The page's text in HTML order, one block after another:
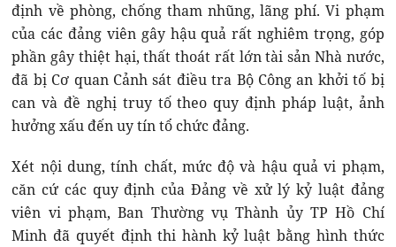
định về phòng, chống tham nhũng, lãng phí. Vi phạm
của các đảng viên gây hậu quả rất nghiêm trọng, góp
phần gây thiệt hại, thất thoát rất lớn tài sản Nhà nước,
đã bị Cơ quan Cảnh sát điều tra Bộ Công an khởi tố bị
can và đề nghị truy tố theo quy định pháp luật, ảnh
hưởng xấu đến uy tín tổ chức đảng.
Xét nội dung, tính chất, mức độ và hậu quả vi phạm,
căn cứ các quy định của Đảng về xử lý kỷ luật đảng
viên vi phạm, Ban Thường vụ Thành ủy TP Hồ Chí
Minh đã quyết định thi hành kỷ luật bằng hình thức